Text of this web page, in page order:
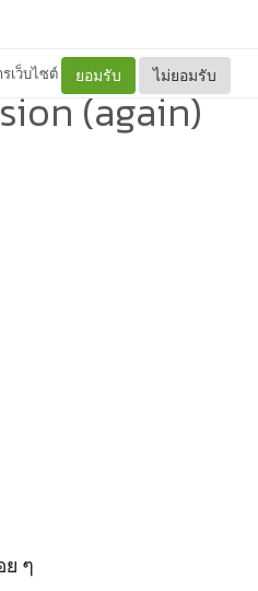
เว็บไซต์ ยอมรับ ไม่ยอมรับ
(again)
ย ๆ